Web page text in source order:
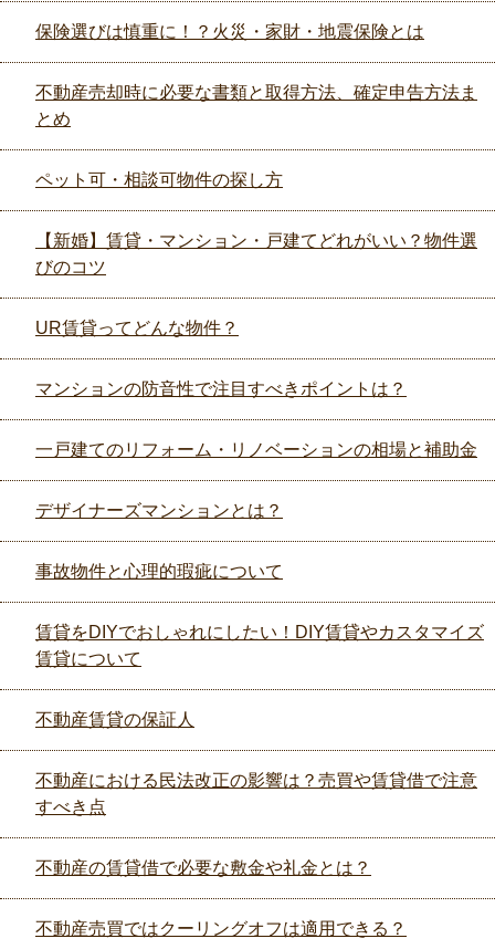
保険選びは慎重に！？火災・家財・地震保険とは
不動産売却時に必要な書類と取得方法、確定申告方法ま
とめ
ペット可・相談可物件の探し方
【新婚】賃貸・マンション・戸建てどれがいい？物件選
びのコツ
UR賃貸ってどんな物件？
マンションの防音性で注目すべきポイントは？
一戸建てのリフォーム・リノベーションの相場と補助金
デザイナーズマンションとは？
事故物件と心理的瑕疵について
賃貸をDIYでおしゃれにしたい！DIY賃貸やカスタマイズ
賃貸について
不動産賃貸の保証人
不動産における民法改正の影響は？売買や賃貸借で注意
すべき点
不動産の賃貸借で必要な敷金や礼金とは？
不動産売買ではクーリングオフは適用できる？